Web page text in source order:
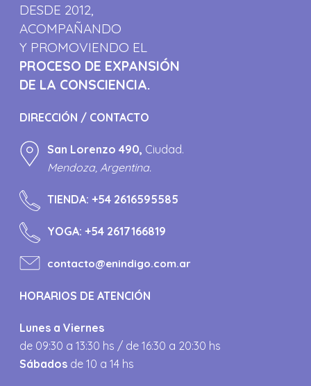
DESDE 2012,
ACOMPAÑANDO
Y PROMOVIENDO EL
PROCESO DE EXPANSIÓN
DE LA CONSCIENCIA.
DIRECCIÓN / CONTACTO
San Lorenzo 490, Ciudad.
Mendoza, Argentina.
TIENDA:+54 2616595585
YOGA:+54 2617166819
contacto@enindigo.com.ar
HORARIOS DE ATENCIÓN
Lunes a Viernes
de 09:30 a 13:30 hs / de 16:30 a 20:30 hs
Sábados de 10 a 14 hs